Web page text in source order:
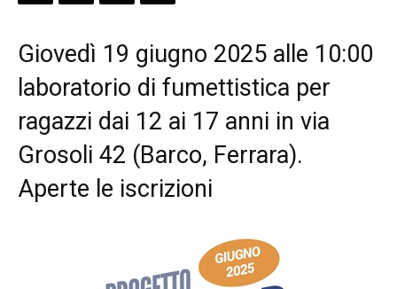
Giovedì 19 giugno 2025 alle 10:00
laboratorio di fumettistica per
ragazzi dai 12 ai 17 anni in via
Grosoli 42 (Barco, Ferrara).
Aperte le iscrizioni